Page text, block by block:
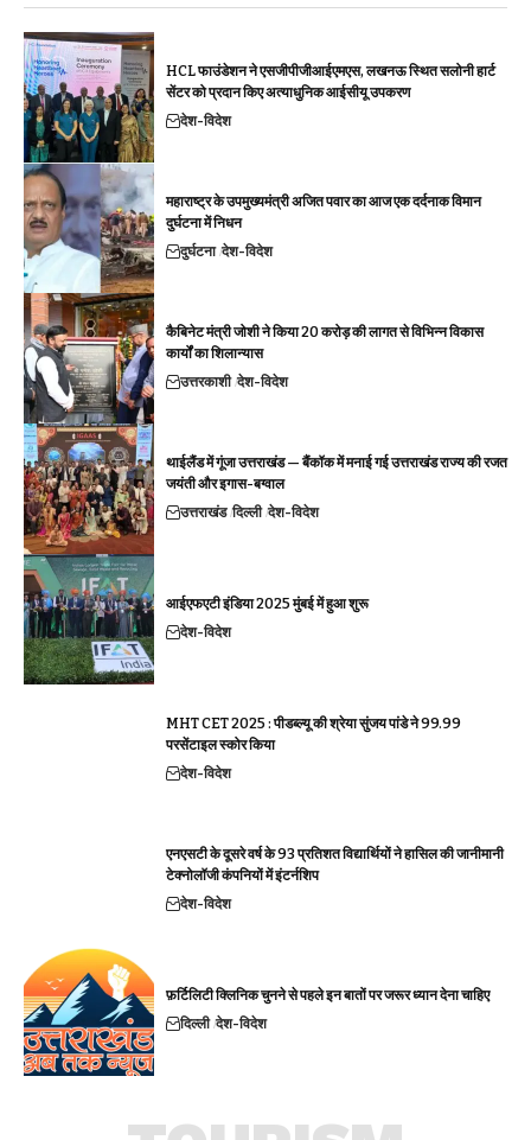
HCL फाउंडेशन ने एसजीपीजीआईएमएस, लखनऊ स्थित सलोनी हार्ट
सेंटर को प्रदान किए अत्याधुनिक आईसीयू उपकरण
देश-विदेश
महाराष्ट्र के उपमुख्यमंत्री अजित पवार का आज एक दर्दनाक विमान
दुर्घटना में निधन
दुर्घटना देश-विदेश
कैबिनेट मंत्री जोशी ने किया 20 करोड़ की लागत से विभिन्न विकास
कार्यों का शिलान्यास
उत्तरकाशी देश-विदेश
थाईलैंड में गूंजा उत्तराखंड — बैंकॉक में मनाई गई उत्तराखंड राज्य की रजत
जयंती और इगास-बग्वाल
उत्तराखंड दिल्ली देश-विदेश
आईएफएटी इंडिया 2025 मुंबई में हुआ शुरू
देश-विदेश
MHT CET 2025 : पीडब्ल्यू की श्रेया सुंजय पांडे ने 99.99
परसेंटाइल स्कोर किया
देश-विदेश
एनएसटी के दूसरे वर्ष के 93 प्रतिशत विद्यार्थियों ने हासिल की जानीमानी
टेक्नोलॉजी कंपनियों में इंटर्नशिप
देश-विदेश
फ़र्टिलिटी क्लिनिक चुनने से पहले इन बातों पर जरूर ध्यान देना चाहिए
दिल्ली देश-विदेश